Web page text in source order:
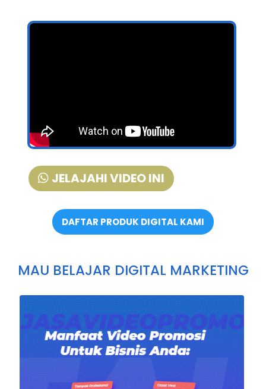
JELAJAHI VIDEO INI
DAFTAR PRODUK DIGITAL KAMI
MAU BELAJAR DIGITAL MARKETING